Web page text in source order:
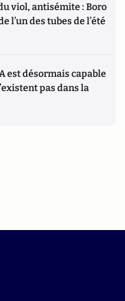
viol, antisémite : Boro
l’un des tubes de l’été
est désormais capable
pas dans la